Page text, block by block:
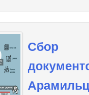
Сбор